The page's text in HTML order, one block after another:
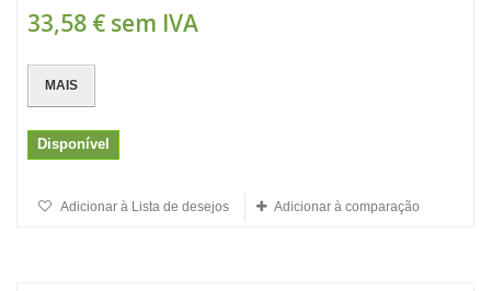
33,58 € sem IVA
MAIS
Disponível
Adicionar à Lista de desejos Adicionar à comparação